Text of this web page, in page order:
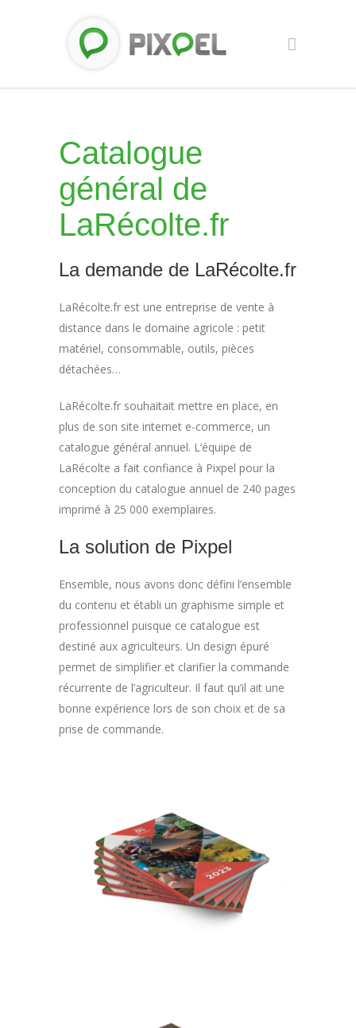
Catalogue
général de
LaRécolte.fr
La demande de LaRécolte.fr
LaRécolte.fr est une entreprise de vente à
distance dans le domaine agricole : petit
matériel, consommable, outils, pièces
détachées…
LaRécolte.fr souhaitait mettre en place, en
plus de son site internet e-commerce, un
catalogue général annuel. L’équipe de
LaRécolte a fait confiance à Pixpel pour la
conception du catalogue annuel de 240 pages
imprimé à 25 000 exemplaires.
La solution de Pixpel
Ensemble, nous avons donc défini l’ensemble
du contenu et établi un graphisme simple et
professionnel puisque ce catalogue est
destiné aux agriculteurs. Un design épuré
permet de simplifier et clarifier la commande
récurrente de l’agriculteur. Il faut qu’il ait une
bonne expérience lors de son choix et de sa
prise de commande.